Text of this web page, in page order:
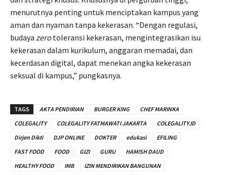
menurutnya penting untuk menciptakan kampus yang
aman dan nyaman tanpa kekerasan. “Dengan regulasi,
budaya zero toleransi kekerasan, mengintegrasikan isu
kekerasan dalam kurikulum, anggaran memadai, dan
kecerdasan digital, dapat menekan angka kekerasan
seksual di kampus,” pungkasnya.
TAGS AKTA PENDIRIAN BURGER KING
CHEF MARINKA
COLEGALITY
COLEGALITY FATMAWATI JAKARTA
COLEGALITY.ID
Dirjen Dikti
DJP ONLINE DOKTER edukasi
EFILING
FAST FOOD
FOOD GIZI GURU
HAMISH DAUD
HEALTHY FOOD
IMB
IZIN MENDIRIKAN BANGUNAN